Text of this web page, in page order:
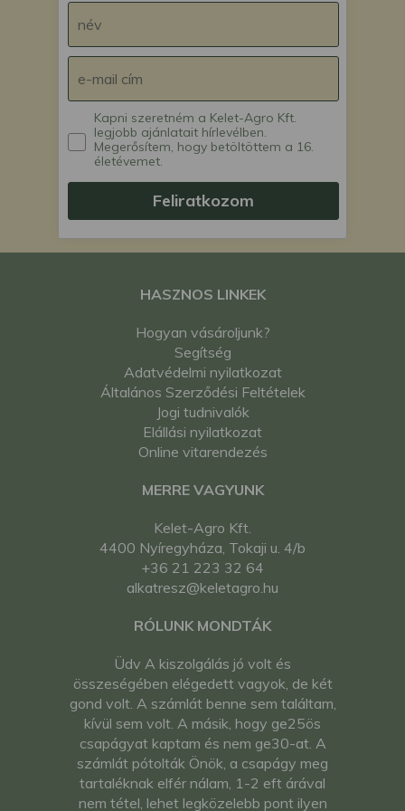
Kapni szeretném a Kelet-Agro Kft.
legjobb ajánlatait hírlevélben.
Megerősítem, hogy betöltöttem a 16.
életévemet.
Feliratkozom
HASZNOS LINKEK
Hogyan vásároljunk?
Segítség
Adatvédelmi nyilatkozat
Általános Szerződési Feltételek
Jogi tudnivalók
Elállási nyilatkozat
Online vitarendezés
MERRE VAGYUNK
Kelet-Agro Kft.
4400 Nyíregyháza, Tokaji u. 4/b
+36 21 223 32 64
alkatresz@keletagro.hu
RÓLUNK MONDTÁK
Üdv A kiszolgálás jó volt és
összeségében elégedett vagyok, de két
gond volt. A számlát benne sem találtam,
kívül sem volt. A másik, hogy ge25ös
csapágyat kaptam és nem ge30-at. A
számlát pótolták Önök, a csapágy meg
tartaléknak elfér nálam, 1-2 eft árával
nem tétel, lehet legközelebb pont ilyen